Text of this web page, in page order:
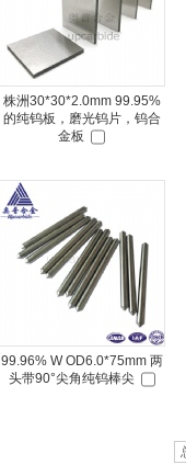
株洲30*30*2.0mm 99.95%
的纯钨板，磨光钨片，钨合
金板
99.96% W OD6.0*75mm 两
头带90°尖角纯钨棒尖